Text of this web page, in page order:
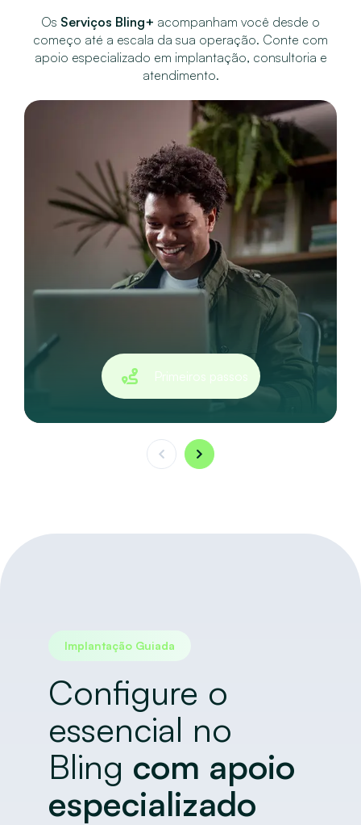
Os Serviços Bling+ acompanham você desde o
começo até a escala da sua operação. Conte com
apoio especializado em implantação, consultoria e
atendimento.
Primeiros passos
Implantação Guiada
Configure o
essencial no
Bling com apoio
especializado